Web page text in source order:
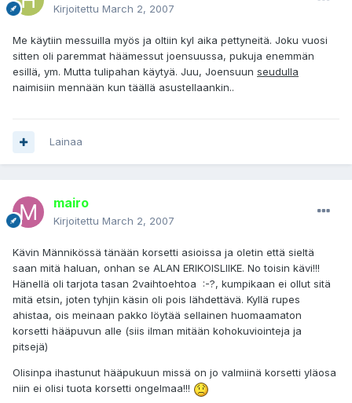
Kirjoitettu March 2, 2007
Me käytiin messuilla myös ja oltiin kyl aika pettyneitä. Joku vuosi
sitten oli paremmat häämessut joensuussa, pukuja enemmän
esillä, ym. Mutta tulipahan käytyä. Juu, Joensuun seudulla
naimisiin mennään kun täällä asustellaankin..
Lainaa
mairo
Kirjoitettu March 2, 2007
Kävin Männikössä tänään korsetti asioissa ja oletin että sieltä
saan mitä haluan, onhan se ALAN ERIKOISLIIKE. No toisin kävi!!!
Hänellä oli tarjota tasan 2vaihtoehtoa :-?, kumpikaan ei ollut sitä
mitä etsin, joten tyhjin käsin oli pois lähdettävä. Kyllä rupes
ahistaa, ois meinaan pakko löytää sellainen huomaamaton
korsetti hääpuvun alle (siis ilman mitään kohokuviointeja ja
pitsejä)
Olisinpa ihastunut hääpukuun missä on jo valmiinä korsetti yläosa
niin ei olisi tuota korsetti ongelmaa!!!